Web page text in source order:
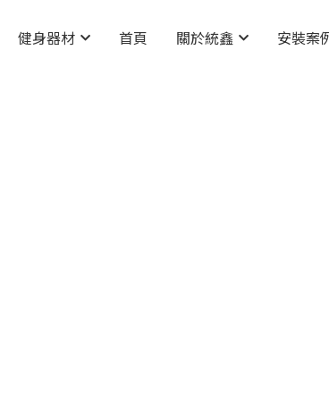
健身器材 首頁 關於統鑫 安裝案